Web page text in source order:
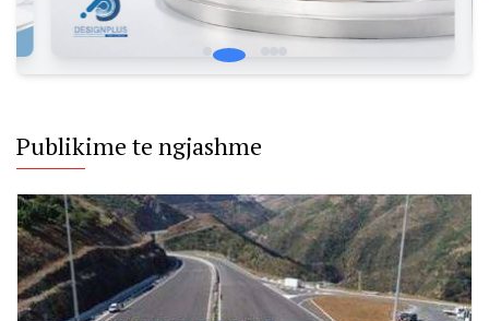
Publikime te ngjashme